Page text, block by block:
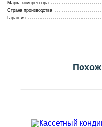
Марка компрессора
Страна производства
Гарантия